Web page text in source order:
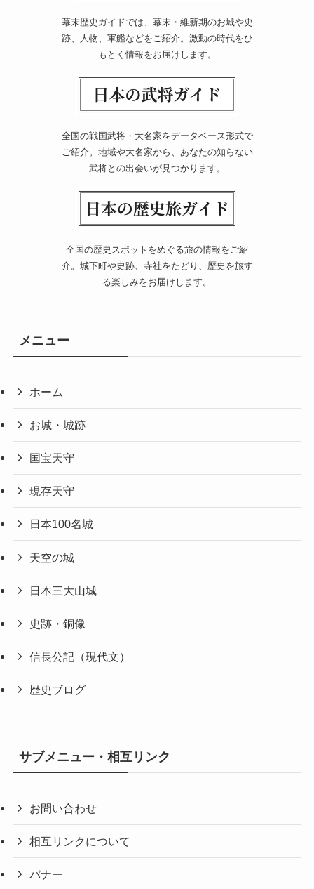
幕末歴史ガイドでは、幕末・維新期のお城や史
跡、人物、軍艦などをご紹介。激動の時代をひ
もとく情報をお届けします。
全国の戦国武将・大名家をデータベース形式で
ご紹介。地域や大名家から、あなたの知らない
武将との出会いが見つかります。
全国の歴史スポットをめぐる旅の情報をご紹
介。城下町や史跡、寺社をたどり、歴史を旅す
る楽しみをお届けします。
メニュー
ホーム
お城・城跡
国宝天守
現存天守
日本100名城
天空の城
日本三大山城
史跡・銅像
信長公記（現代文）
歴史ブログ
サブメニュー・相互リンク
お問い合わせ
相互リンクについて
バナー